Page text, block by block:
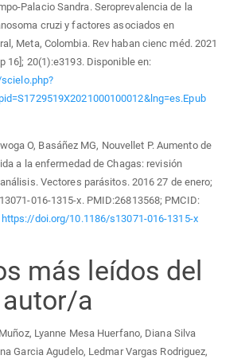
Palacio Sandra. Seroprevalencia de la
cruzi y factores asociados en
Meta, Colombia. Rev haban cienc méd. 2021
16]; 20(1):e3193. Disponible en:
O, Basáñez MG, Nouvellet P. Aumento de
a la enfermedad de Chagas: revisión
Vectores parásitos. 2016 27 de enero;
016-1315-x. PMID:26813568; PMCID:
https://doi.org/10.1186/s13071-016-1315-x
más leídos del
a
Lyanne Mesa Huerfano, Diana Silva
Garcia Agudelo, Ledmar Vargas Rodriguez,